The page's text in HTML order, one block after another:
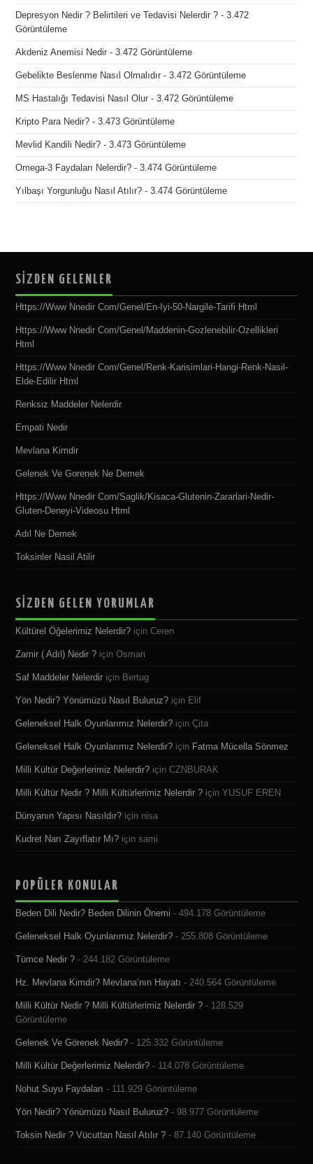
Depresyon Nedir ? Belirtileri ve Tedavisi Nelerdir ? - 3.472
Görüntüleme
Akdeniz Anemisi Nedir - 3.472 Görüntüleme
Gebelikte Beslenme Nasıl Olmalıdır - 3.472 Görüntüleme
MS Hastalığı Tedavisi Nasıl Olur - 3.472 Görüntüleme
Kripto Para Nedir? - 3.473 Görüntüleme
Mevlid Kandili Nedir? - 3.473 Görüntüleme
Omega-3 Faydaları Nelerdir? - 3.474 Görüntüleme
Yılbaşı Yorgunluğu Nasıl Atılır? - 3.474 Görüntüleme
SİZDEN GELENLER
Https://www Nnedir Com/genel/en-Iyi-50-Nargile-Tarifi Html
Https://www Nnedir Com/genel/maddenin-Gozlenebilir-Ozellikleri
Html
Https://www Nnedir Com/genel/renk-Karisimlari-Hangi-Renk-Nasil-
Elde-Edilir Html
Renksiz Maddeler Nelerdir
Empati Nedir
Mevlana Kimdir
Gelenek Ve Gorenek Ne Demek
Https://www Nnedir Com/saglik/kisaca-Glutenin-Zararlari-Nedir-
Gluten-Deneyi-Videosu Html
Adıl Ne Demek
Toksinler Nasil Atilir
SİZDEN GELEN YORUMLAR
Kültürel Öğelerimiz Nelerdir? içinCeren
Zamir ( Adıl) Nedir ? içinOsman
Saf Maddeler Nelerdir için Bertug
Yön Nedir? Yönümüzü Nasıl Buluruz? için Elif
Geleneksel Halk Oyunlarımız Nelerdir? içinÇita
Geleneksel Halk Oyunlarımız Nelerdir? için Fatma Mücella Sönmez
Milli Kültür Değerlerimiz Nelerdir? içinCZNBURAK
Milli Kültür Nedir ? Milli Kültürlerimiz Nelerdir ? içinYUSUF EREN
Dünyanın Yapısı Nasıldır? için nisa
Kudret Narı Zayıflatır Mı? içinsami
POPÜLER KONULAR
Beden Dili Nedir? Beden Dilinin Önemi - 494.178 Görüntüleme
Geleneksel Halk Oyunlarımız Nelerdir? - 255.808 Görüntüleme
Tümce Nedir ? - 244.182 Görüntüleme
Hz. Mevlana Kimdir? Mevlana’nın Hayatı - 240.564 Görüntüleme
Milli Kültür Nedir ? Milli Kültürlerimiz Nelerdir ? - 128.529
Görüntüleme
Gelenek Ve Görenek Nedir? - 125.332 Görüntüleme
Milli Kültür Değerlerimiz Nelerdir? - 114.078 Görüntüleme
Nohut Suyu Faydaları - 111.929 Görüntüleme
Yön Nedir? Yönümüzü Nasıl Buluruz? - 98.977 Görüntüleme
Toksin Nedir ? Vücuttan Nasıl Atılır ? - 87.140 Görüntüleme